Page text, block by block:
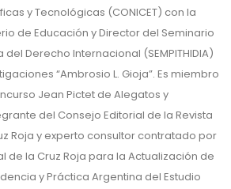
y Tecnológicas (CONICET) con la
de Educación y Director del Seminario
Derecho Internacional (SEMPITHIDIA)
“Ambrosio L. Gioja”. Es miembro
Jean Pictet de Alegatos y
del Consejo Editorial de la Revista
Roja y experto consultor contratado por
de la Cruz Roja para la Actualización de
y Práctica Argentina del Estudio